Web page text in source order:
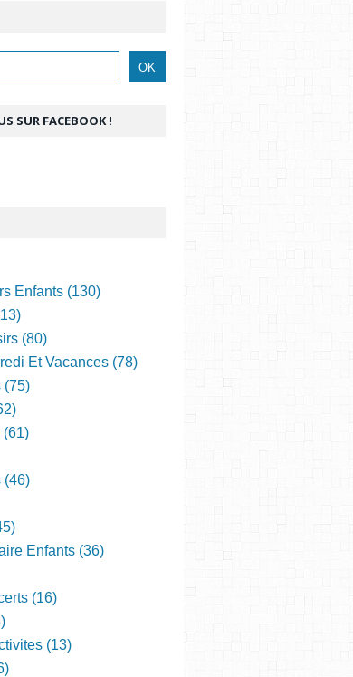
Enfants (130)
(80)
Et Vacances (78)
(75)
(61)
(46)
Enfants (36)
(16)
(13)
SUR FACEBOOK !